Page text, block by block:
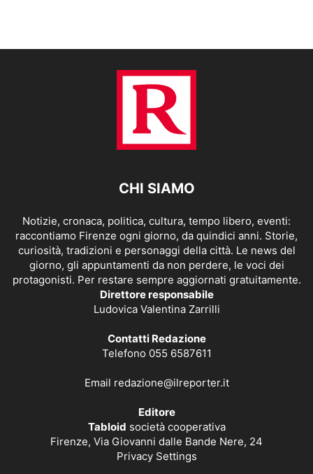
CHI SIAMO
Notizie, cronaca, politica, cultura, tempo libero, eventi:
raccontiamo Firenze ogni giorno, da quindici anni. Storie,
curiosità, tradizioni e personaggi della città. Le news del
giorno, gli appuntamenti da non perdere, le voci dei
protagonisti. Per restare sempre aggiornati gratuitamente.
Direttore responsabile
Ludovica Valentina Zarrilli
Contatti Redazione
Telefono 055 6587611
Email redazione@ilreporter.it
Editore
Tabloid società cooperativa
Firenze, Via Giovanni dalle Bande Nere, 24
Privacy Settings